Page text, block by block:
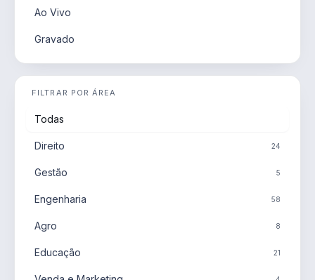
Ao Vivo
Gravado
FILTRAR POR ÁREA
Todas
Direito 24
Gestão 5
Engenharia 58
Agro 8
Educação 21